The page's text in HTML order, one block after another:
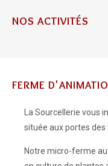
NOS ACTIVITÉS
FERME
La Sourcellerie vous
située aux portes des
Notre micro-ferme